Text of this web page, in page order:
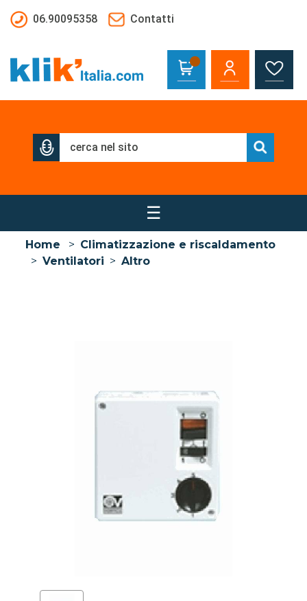
06.90095358
Contatti
☰
Home > Climatizzazione e riscaldamento
> Ventilatori > Altro